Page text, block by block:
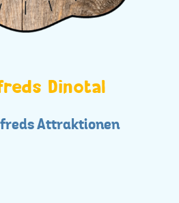
Dinotal
Attraktionen